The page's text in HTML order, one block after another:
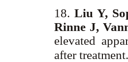
18. Liu Y,
Rinne J,
elevated
after